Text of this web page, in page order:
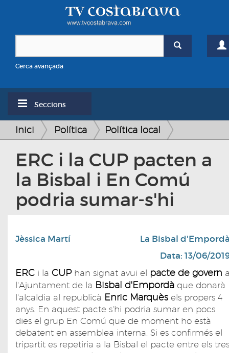
Cerca avançada
Seccions
Inici Política Política local
ERC i la CUP pacten a
la Bisbal i En Comú
podria sumar-s'hi
Jèssica Martí
La Bisbal
Data: 13/06/
ERC i la CUPhan signat avui el pacte de govern
l'Ajuntament de la Bisbal d'Empordà que donarà
l'alcaldia al republicà Enric Marquès els propers 4
anys. En aquest pacte s'hi podria sumar en pocs
dies el grup En Comú que de moment ho està
debatent en assemblea interna. Si es confirmés el
tripartit es repetiria a la Bisbal el pacte entre els tres